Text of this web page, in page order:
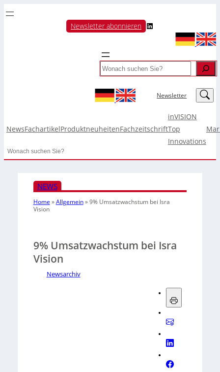
Newsletter abonnieren LinkedIn
Search
Newsletter LinkedIn
NewsFachartikelProduktneuheitenFachzeitschrift
inVISION
Top
Innovations
Search
NEWS
Home »Allgemein»9% Umsatzwachstum bei Isra
Vision
9% Umsatzwachstum bei Isra
Vision
Newsarchiv